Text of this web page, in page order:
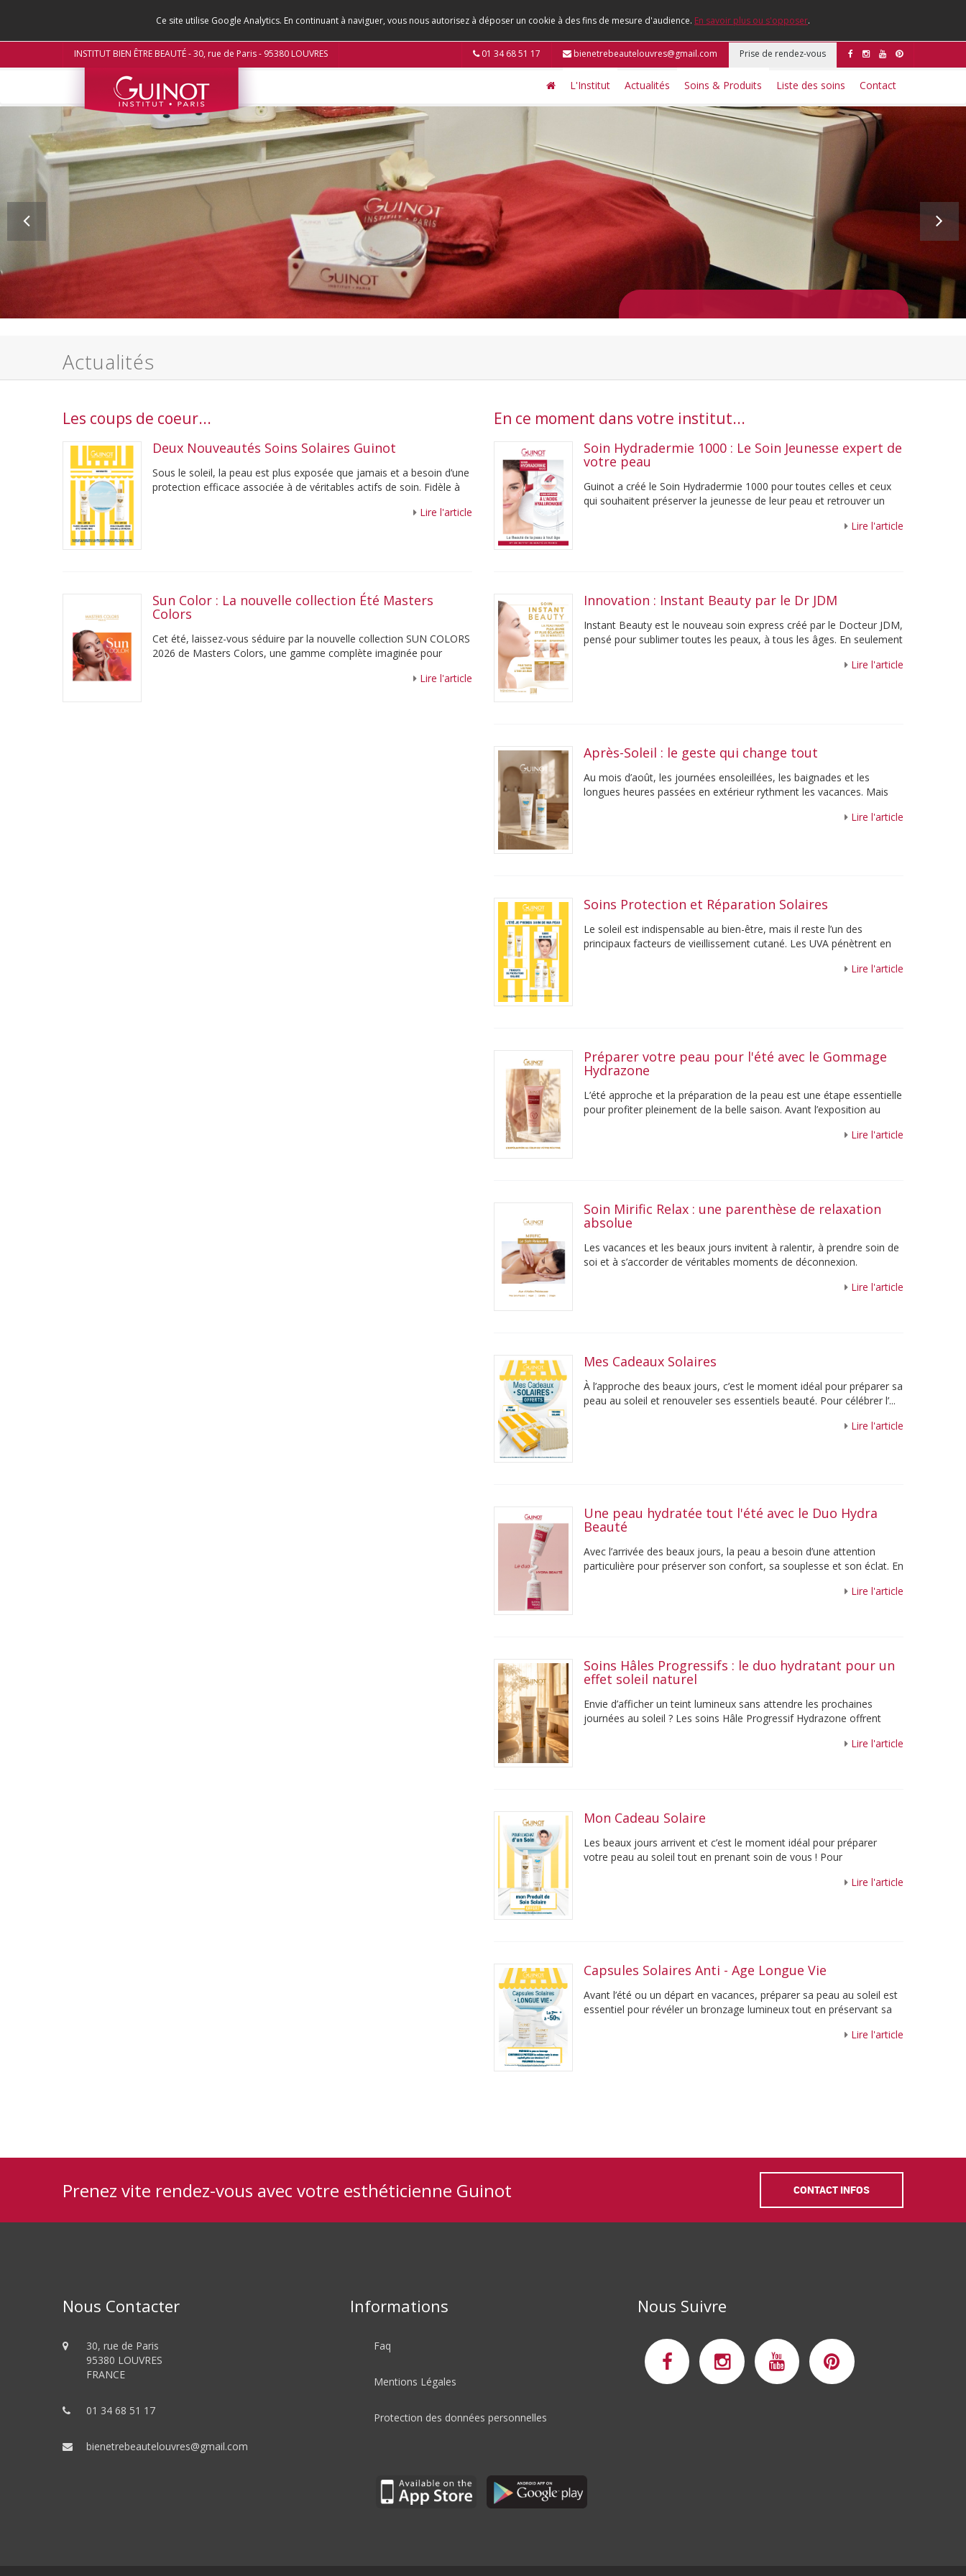
Ce site utilise Google Analytics. En continuant à naviguer, vous nous autorisez à déposer un cookie à des fins de mesure d'audience. En savoir plus ou s'opposer.
INSTITUT BIEN ÊTRE BEAUTÉ - 30, rue de Paris - 95380 LOUVRES 01 34 68 51 17 bienetrebeautelouvres@gmail.com Prise de rendez-vous
L'Institut Actualités Soins & Produits Liste des soins Contact
 
Actualités
Les coups de coeur...
Deux Nouveautés Soins Solaires Guinot
Sous le soleil, la peau est plus exposée que jamais et a besoin d’une
protection efficace associée à de véritables actifs de soin. Fidèle à
Lire l'article
Sun Color : La nouvelle collection Été Masters
Colors
Cet été, laissez-vous séduire par la nouvelle collection SUN COLORS
2026 de Masters Colors, une gamme complète imaginée pour
Lire l'article
En ce moment dans votre institut...
Soin Hydradermie 1000 : Le Soin Jeunesse expert de
votre peau
Guinot a créé le Soin Hydradermie 1000 pour toutes celles et ceux
qui souhaitent préserver la jeunesse de leur peau et retrouver un
Lire l'article
Innovation : Instant Beauty par le Dr JDM
Instant Beauty est le nouveau soin express créé par le Docteur JDM,
pensé pour sublimer toutes les peaux, à tous les âges. En seulement
Lire l'article
Après-Soleil : le geste qui change tout
Au mois d’août, les journées ensoleillées, les baignades et les
longues heures passées en extérieur rythment les vacances. Mais
Lire l'article
Soins Protection et Réparation Solaires
Le soleil est indispensable au bien-être, mais il reste l’un des
principaux facteurs de vieillissement cutané. Les UVA pénètrent en
Lire l'article
Préparer votre peau pour l'été avec le Gommage
Hydrazone
L’été approche et la préparation de la peau est une étape essentielle
pour profiter pleinement de la belle saison. Avant l’exposition au
Lire l'article
Soin Mirific Relax : une parenthèse de relaxation
absolue
Les vacances et les beaux jours invitent à ralentir, à prendre soin de
soi et à s’accorder de véritables moments de déconnexion.
Lire l'article
Mes Cadeaux Solaires
À l’approche des beaux jours, c’est le moment idéal pour préparer sa
peau au soleil et renouveler ses essentiels beauté. Pour célébrer l’...
Lire l'article
Une peau hydratée tout l'été avec le Duo Hydra
Beauté
Avec l’arrivée des beaux jours, la peau a besoin d’une attention
particulière pour préserver son confort, sa souplesse et son éclat. En
Lire l'article
Soins Hâles Progressifs : le duo hydratant pour un
effet soleil naturel
Envie d’afficher un teint lumineux sans attendre les prochaines
journées au soleil ? Les soins Hâle Progressif Hydrazone offrent
Lire l'article
Mon Cadeau Solaire
Les beaux jours arrivent et c’est le moment idéal pour préparer
votre peau au soleil tout en prenant soin de vous ! Pour
Lire l'article
Capsules Solaires Anti - Age Longue Vie
Avant l’été ou un départ en vacances, préparer sa peau au soleil est
essentiel pour révéler un bronzage lumineux tout en préservant sa
Lire l'article
CONTACT INFOS
Prenez vite rendez-vous avec votre esthéticienne Guinot
Nous Contacter
30, rue de Paris
95380 LOUVRES
FRANCE
01 34 68 51 17
bienetrebeautelouvres@gmail.com
Informations
Faq
Mentions Légales
Protection des données personnelles
Nous Suivre